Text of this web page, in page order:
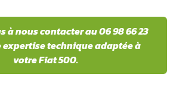
à nous contacter au 06 98 66 23
expertise technique adaptée à
votre Fiat 500.